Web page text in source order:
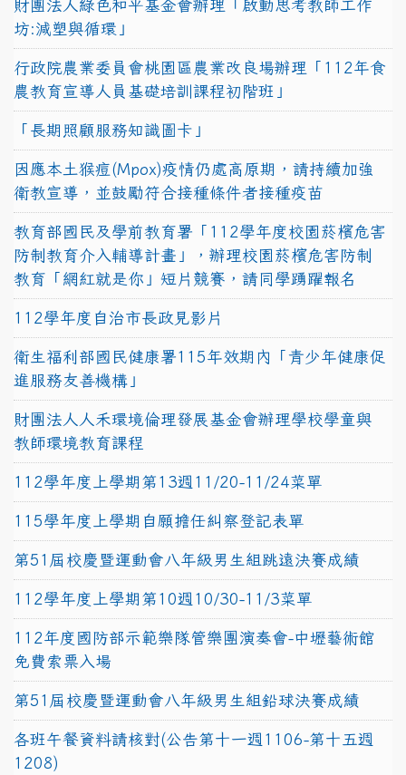
財團法人綠色和平基金會辦理「啟動思考教師工作
坊:減塑與循環」
行政院農業委員會桃園區農業改良場辦理「112年食
農教育宣導人員基礎培訓課程初階班」
「長期照顧服務知識圖卡」
因應本土猴痘(Mpox)疫情仍處高原期，請持續加強
衛教宣導，並鼓勵符合接種條件者接種疫苗
教育部國民及學前教育署「112學年度校園菸檳危害
防制教育介入輔導計畫」，辦理校園菸檳危害防制
教育「網紅就是你」短片競賽，請同學踴躍報名
112學年度自治市長政見影片
衛生福利部國民健康署115年效期內「青少年健康促
進服務友善機構」
財團法人人禾環境倫理發展基金會辦理學校學童與
教師環境教育課程
112學年度上學期第13週11/20-11/24菜單
115學年度上學期自願擔任糾察登記表單
第51屆校慶暨運動會八年級男生組跳遠決賽成績
112學年度上學期第10週10/30-11/3菜單
112年度國防部示範樂隊管樂團演奏會-中壢藝術館
免費索票入場
第51屆校慶暨運動會八年級男生組鉛球決賽成績
各班午餐資料請核對(公告第十一週1106-第十五週
1208)